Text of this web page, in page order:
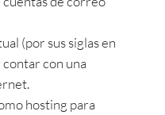
(por sus siglas en
con una
hosting para